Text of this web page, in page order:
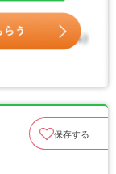
保存する